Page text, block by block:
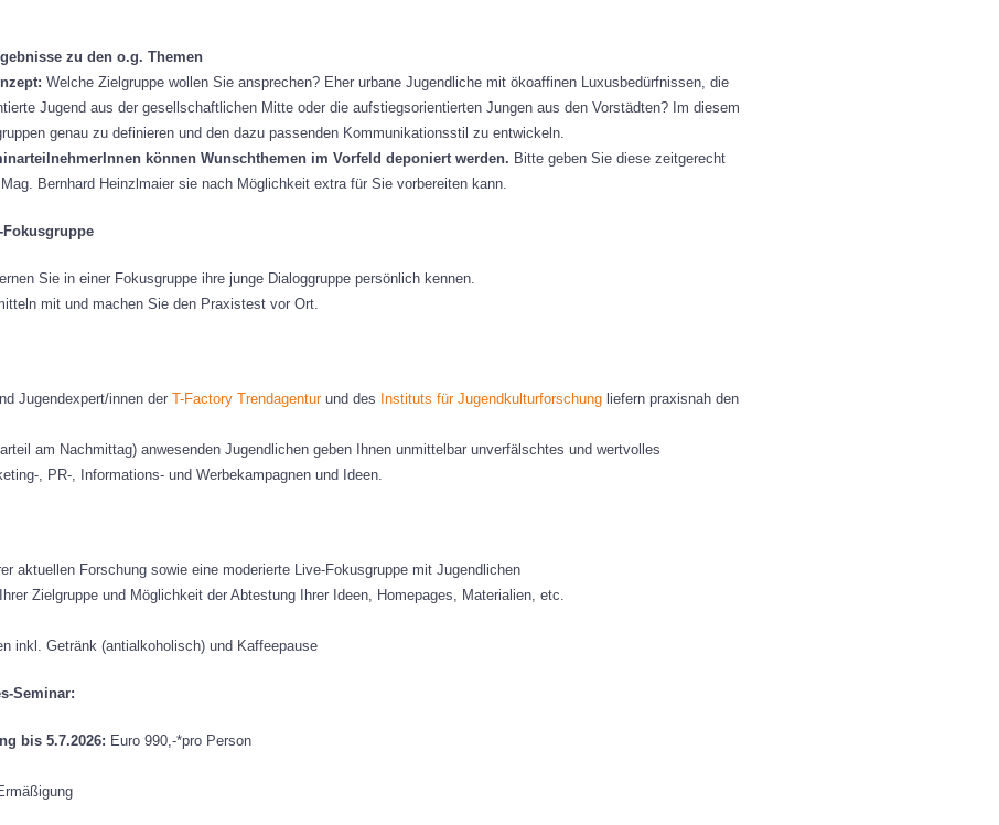
zu den o.g. Themen
Welche Zielgruppe wollen Sie ansprechen? Eher urbane Jugendliche mit ökoaffinen Luxusbedürfnissen, die
Jugend aus der gesellschaftlichen Mitte oder die aufstiegsorientierten Jungen aus den Vorstädten? Im diesem
genau zu definieren und den dazu passenden Kommunikationsstil zu entwickeln.
können Wunschthemen im Vorfeld deponiert werden. Bitte geben Sie diese zeitgerecht
Bernhard Heinzlmaier sie nach Möglichkeit extra für Sie vorbereiten kann.
Fokusgruppe
Sie in einer Fokusgruppe ihre junge Dialoggruppe persönlich kennen.
mit und machen Sie den Praxistest vor Ort.
Jugendexpert/innen der T-Factory Trendagenturund des Instituts für Jugendkulturforschung liefern praxisnah den
am Nachmittag) anwesenden Jugendlichen geben Ihnen unmittelbar unverfälschtes und wertvolles
, PR-, Informations- und Werbekampagnen und Ideen.
aktuellen Forschung sowie eine moderierte Live-Fokusgruppe mit Jugendlichen
Zielgruppe und Möglichkeit der Abtestung Ihrer Ideen, Homepages, Materialien, etc.
inkl. Getränk (antialkoholisch) und Kaffeepause
Seminar:
bis 5.7.2026: Euro 990,-*pro Person